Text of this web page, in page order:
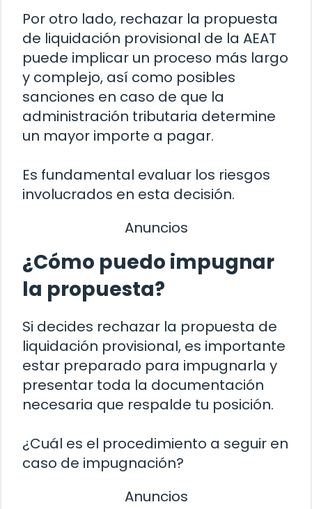
Por otro lado, rechazar la propuesta
de liquidación provisional de la AEAT
puede implicar un proceso más largo
y complejo, así como posibles
sanciones en caso de que la
administración tributaria determine
un mayor importe a pagar.
Es fundamental evaluar los riesgos
involucrados en esta decisión.
Anuncios
¿Cómo puedo impugnar
la propuesta?
Si decides rechazar la propuesta de
liquidación provisional, es importante
estar preparado para impugnarla y
presentar toda la documentación
necesaria que respalde tu posición.
¿Cuál es el procedimiento a seguir en
caso de impugnación?
Anuncios